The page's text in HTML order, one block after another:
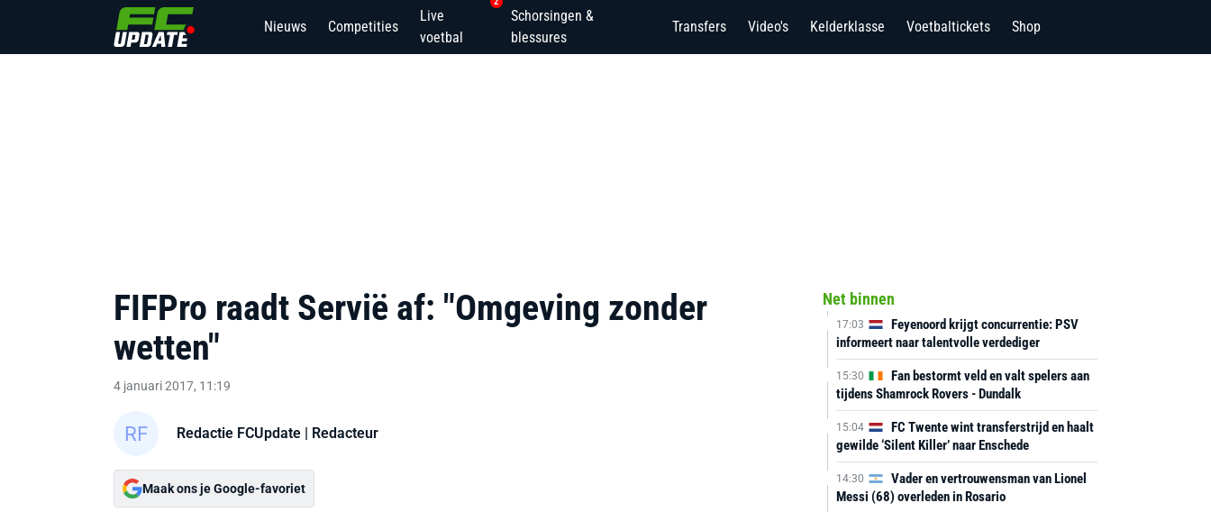
Nieuws Competities
Live
voetbal
Schorsingen &
blessures
Transfers Video's Kelderklasse Voetbaltickets Shop
FIFPro raadt Servië af: "Omgeving zonder
wetten"
4 januari 2017, 11:19
Redactie FCUpdate | Redacteur
Maak ons je Google-favoriet
Net binnen
17:03
Feyenoord krijgt concurrentie: PSV
informeert naar talentvolle verdediger
15:30
Fan bestormt veld en valt spelers aan
tijdens Shamrock Rovers - Dundalk
15:04
FC Twente wint transferstrijd en haalt
gewilde ‘Silent Killer’ naar Enschede
14:30
Vader en vertrouwensman van Lionel
Messi (68) overleden in Rosario